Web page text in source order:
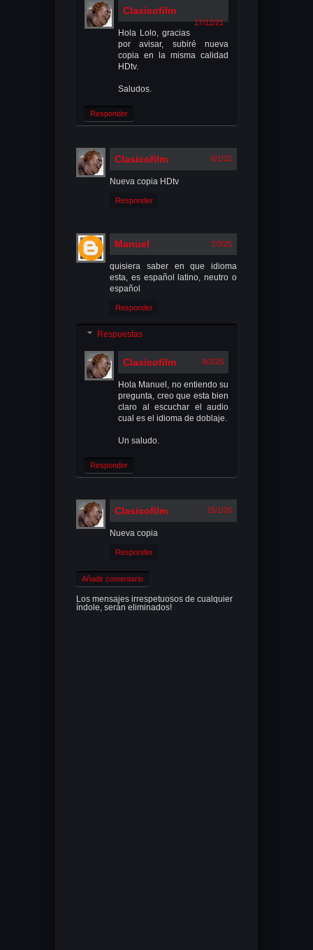
Clasicofilm
17/12/21
Hola Lolo, gracias
por avisar, subiré nueva
copia en la misma calidad
HDtv.
Saludos.
Responder
Clasicofilm 6/1/22
Nueva copia HDtv
Responder
Manuel 7/3/25
quisiera saber en que idioma
esta, es español latino, neutro o
español
Responder
Respuestas
Clasicofilm 8/3/25
Hola Manuel, no entiendo su
pregunta, creo que esta bien
claro al escuchar el audio
cual es el idioma de doblaje.
Un saludo.
Responder
Clasicofilm 15/1/26
Nueva copia
Responder
Añadir comentario
Los mensajes irrespetuosos de cualquier
índole, serán eliminados!